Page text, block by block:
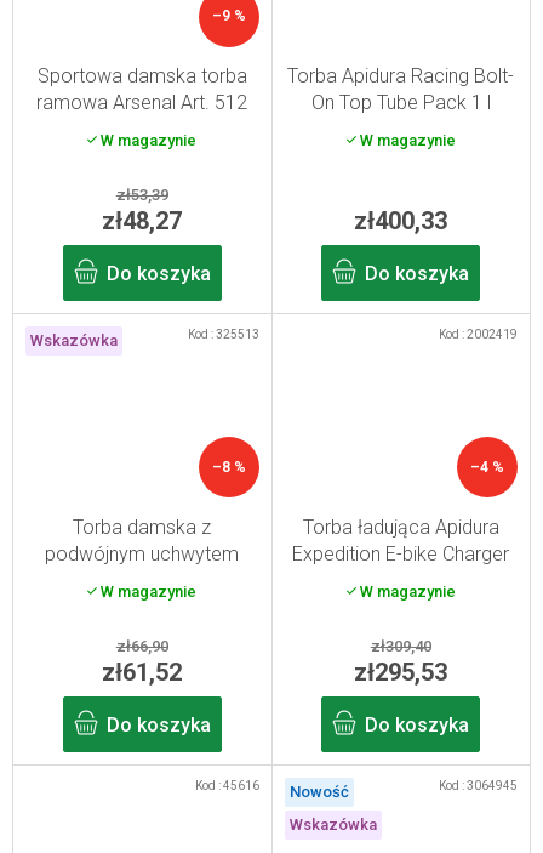
–9 %
Sportowa damska torba
ramowa Arsenal Art. 512
W magazynie
zł53,39
zł48,27
Do koszyka
Torba Apidura Racing Bolt-
On Top Tube Pack 1 l
W magazynie
zł400,33
Do koszyka
Wskazówka
–8 %
Torba damska z
podwójnym uchwytem
W magazynie
zł66,90
zł61,52
Do koszyka
Kod :325513
–4 %
Torba ładująca Apidura
Expedition E-bike Charger
W magazynie
zł309,40
zł295,53
Do koszyka
Kod :2002419
Kod :45616
Nowość
Wskazówka
Kod :3064945